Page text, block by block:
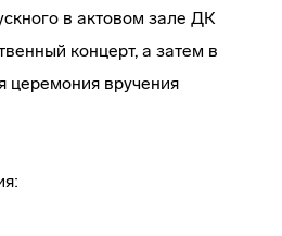
в актовом зале ДК
концерт, а затем в
церемония вручения